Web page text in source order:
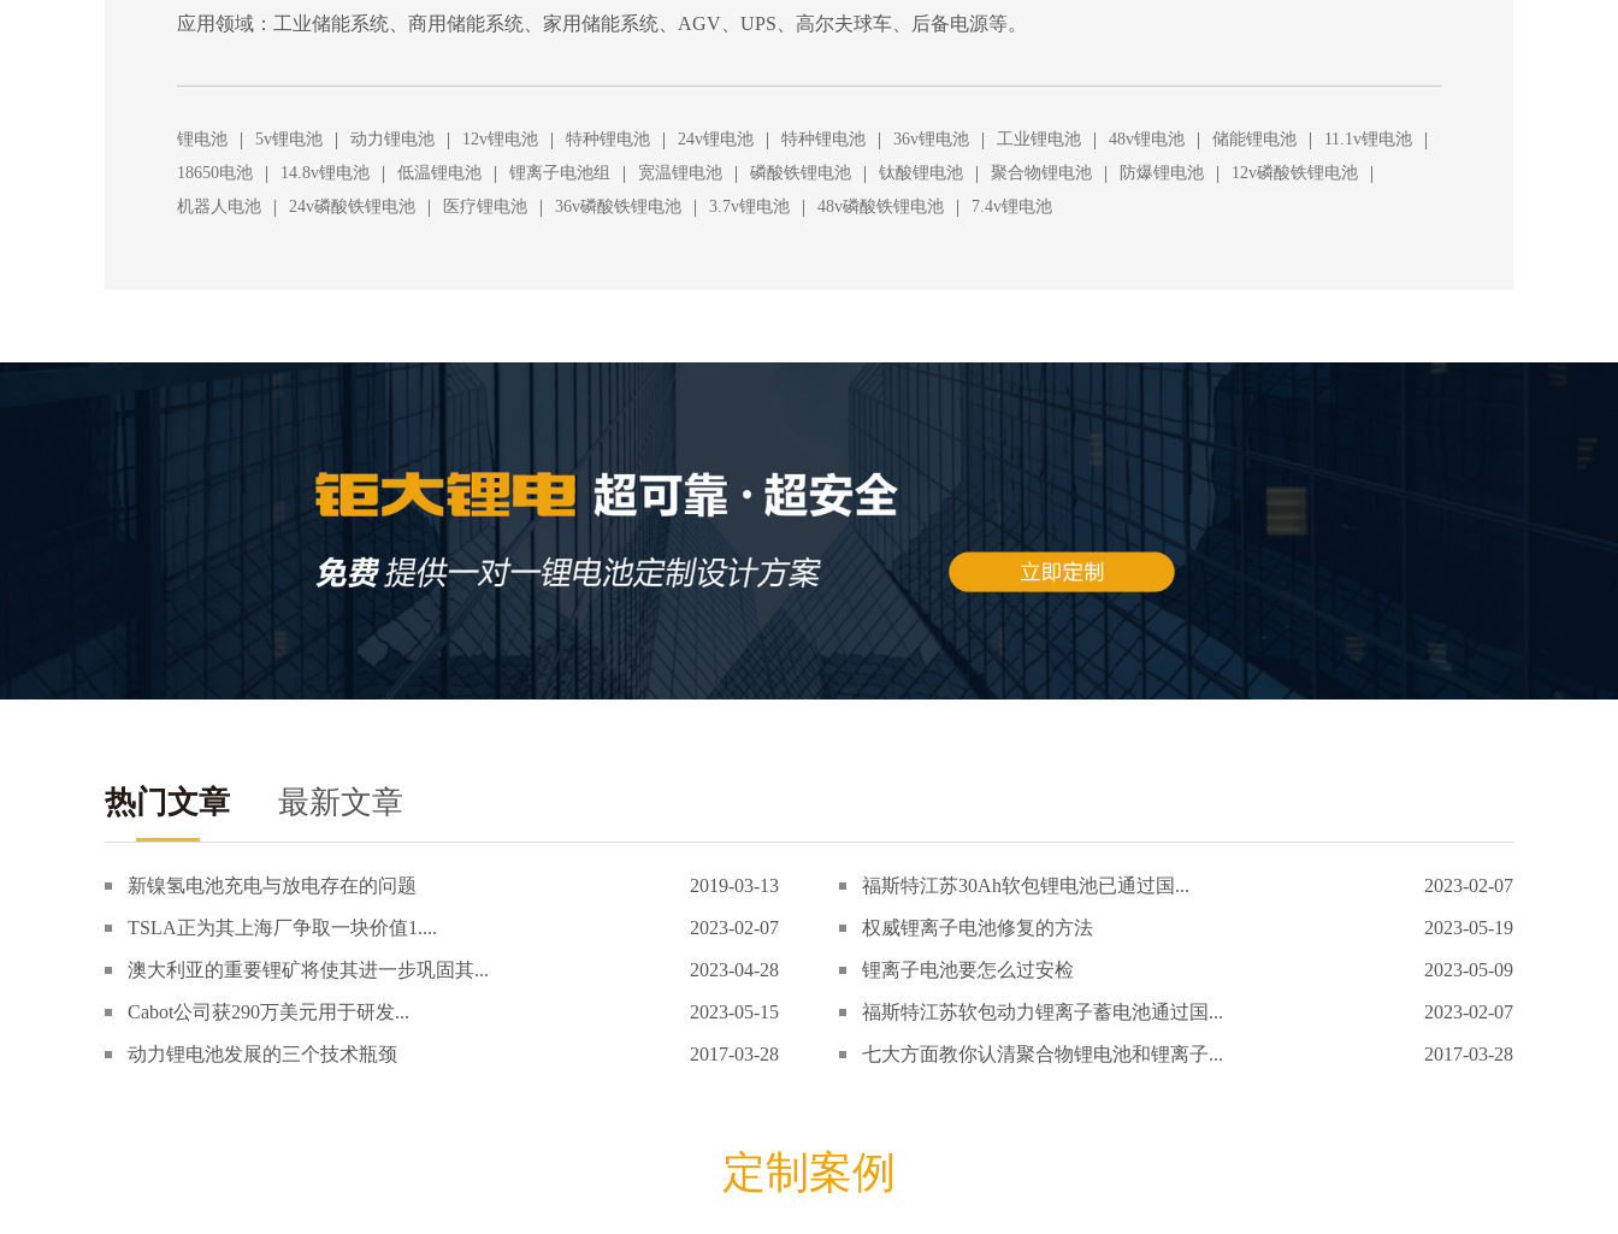
应用领域：工业储能系统、商用储能系统、家用储能系统、AGV、UPS、高尔夫球车、后备电源等。
锂电池 | 5v锂电池 | 动力锂电池 | 12v锂电池 | 特种锂电池 | 24v锂电池 | 特种锂电池 | 36v锂电池 | 工业锂电池 | 48v锂电池 | 储能锂电池 | 11.1v锂电池 |
18650电池 | 14.8v锂电池 | 低温锂电池 | 锂离子电池组 | 宽温锂电池 | 磷酸铁锂电池 | 钛酸锂电池 | 聚合物锂电池 | 防爆锂电池 | 12v磷酸铁锂电池 |
机器人电池 | 24v磷酸铁锂电池 | 医疗锂电池 | 36v磷酸铁锂电池 | 3.7v锂电池 | 48v磷酸铁锂电池 | 7.4v锂电池
热门文章 最新文章
新镍氢电池充电与放电存在的问题 2019-03-13 福斯特江苏30Ah软包锂电池已通过国... 2023-02-07
TSLA正为其上海厂争取一块价值1.... 2023-02-07 权威锂离子电池修复的方法 2023-05-19
澳大利亚的重要锂矿将使其进一步巩固其... 2023-04-28 锂离子电池要怎么过安检 2023-05-09
Cabot公司获290万美元用于研发... 2023-05-15 福斯特江苏软包动力锂离子蓄电池通过国... 2023-02-07
动力锂电池发展的三个技术瓶颈 2017-03-28 七大方面教你认清聚合物锂电池和锂离子... 2017-03-28
定制案例